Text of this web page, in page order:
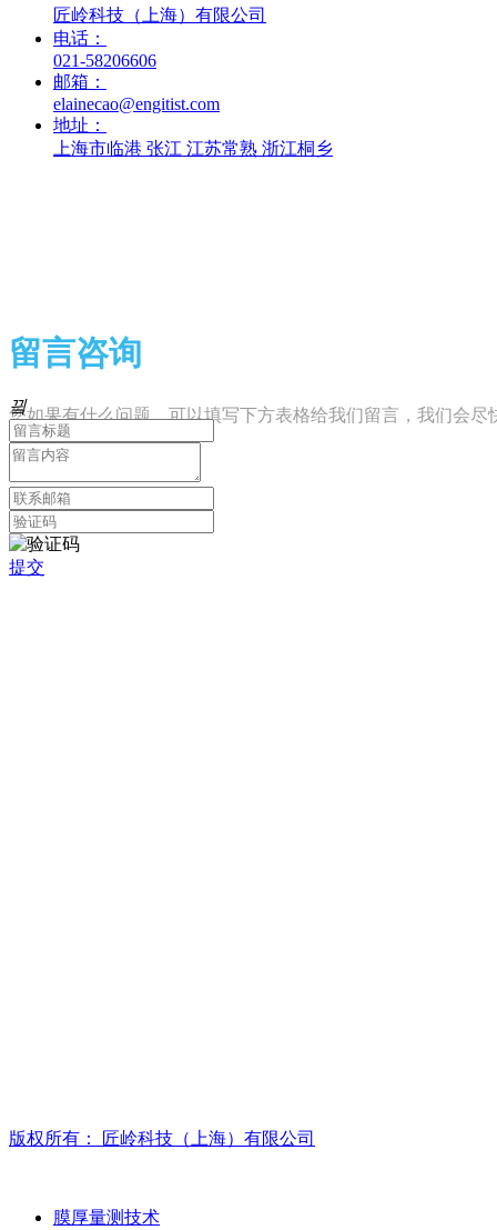
匠岭科技（上海）有限公司
电话：
021-58206606
邮箱：
elainecao@engitist.com
地址：
上海市临港 张江 江苏常熟 浙江桐乡
留言咨询
您如果有什么问题，可以填写下方表格给我们留言，我们会尽
끸
提交
版权所有： 匠岭科技（上海）有限公司
膜厚量测技术